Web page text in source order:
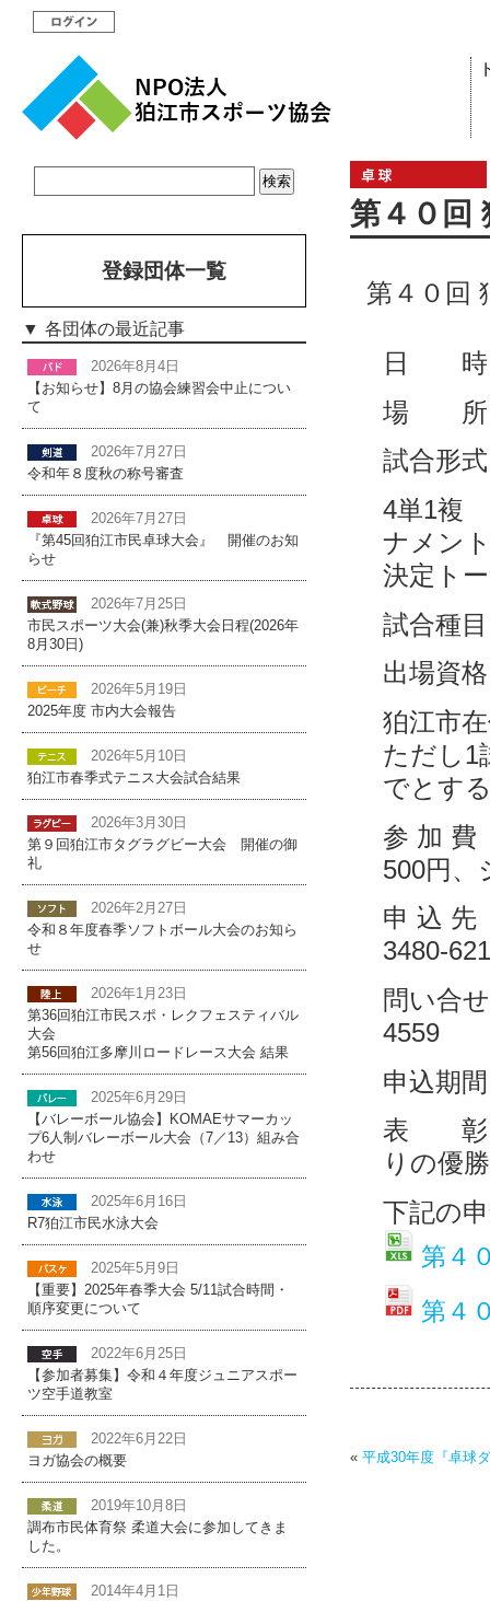
第４０回
第４０回
日 時
場 所
試合形式
4単1複
ナメン
決定ト
試合種
出場資格
狛江市
ただし1
でとす
参 加
500円、
申 込
3480-
問い合
4559
申込期
表 彰 1
りの優
下記の
第４
第４
« 平成30年度『卓球
登録団体一覧
各団体の最近記事
2026年8月4日
【お知らせ】8月の協会練習会中止につい
て
2026年7月27日
令和年８度秋の称号審査
2026年7月27日
『第45回狛江市民卓球大会』 開催のお知
らせ
2026年7月25日
市民スポーツ大会(兼)秋季大会日程(2026年
8月30日)
2026年5月19日
2025年度 市内大会報告
2026年5月10日
狛江市春季式テニス大会試合結果
2026年3月30日
第９回狛江市タグラグビー大会 開催の御
礼
2026年2月27日
令和８年度春季ソフトボール大会のお知ら
せ
2026年1月23日
第36回狛江市民スポ・レクフェスティバル
大会
第56回狛江多摩川ロードレース大会 結果
2025年6月29日
【バレーボール協会】KOMAEサマーカッ
プ6人制バレーボール大会（7／13）組み合
わせ
2025年6月16日
R7狛江市民水泳大会
2025年5月9日
【重要】2025年春季大会 5/11試合時間・
順序変更について
2022年6月25日
【参加者募集】令和４年度ジュニアスポー
ツ空手道教室
2022年6月22日
ヨガ協会の概要
2019年10月8日
調布市民体育祭 柔道大会に参加してきま
した。
2014年4月1日